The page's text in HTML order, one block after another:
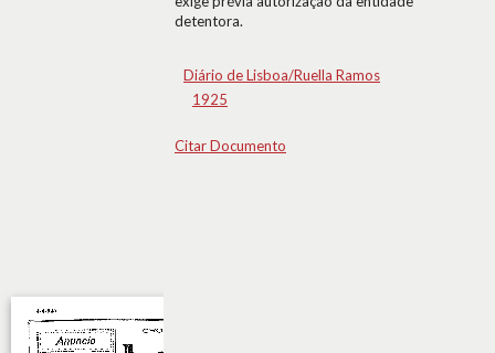
detentora.
Diário de Lisboa/Ruella Ramos
1925
Citar Documento